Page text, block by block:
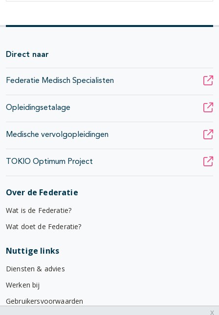
Direct naar
Federatie Medisch Specialisten
Opleidingsetalage
Medische vervolgopleidingen
TOKIO Optimum Project
Over de Federatie
Wat is de Federatie?
Wat doet de Federatie?
Nuttige links
Diensten & advies
Werken bij
Gebruikersvoorwaarden
x